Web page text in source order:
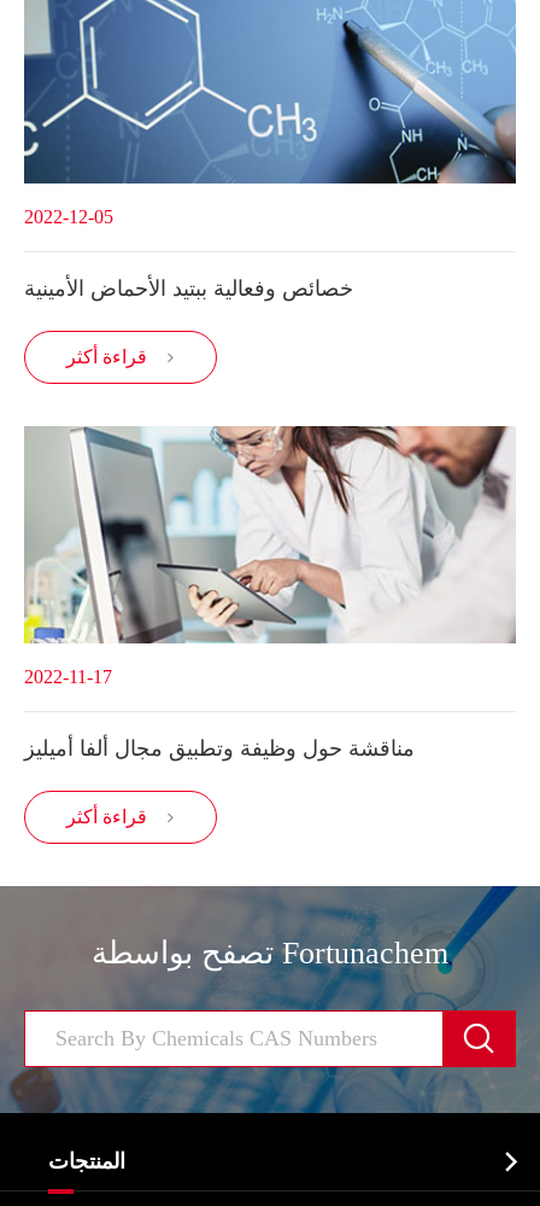
2022-12-05
خصائص وفعالية ببتيد الأحماض الأمينية
قراءة أكثر 
2022-11-17
مناقشة حول وظيفة وتطبيق مجال ألفا أميليز
قراءة أكثر 
تصفح بواسطة Fortunachem

المنتجات 